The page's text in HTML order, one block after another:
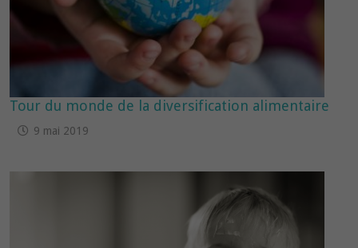
Tour du monde de la diversification alimentaire
9 mai 2019